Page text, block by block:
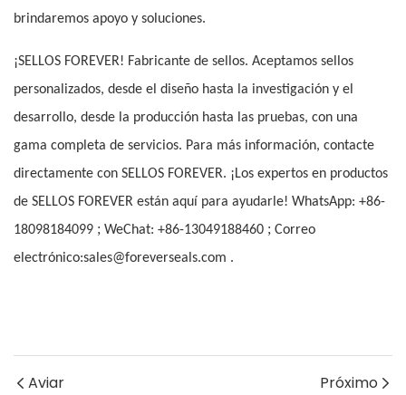
brindaremos apoyo y soluciones.
¡SELLOS FOREVER! Fabricante de sellos. Aceptamos sellos
personalizados, desde el diseño hasta la investigación y el
desarrollo, desde la producción hasta las pruebas, con una
gama completa de servicios. Para más información, contacte
directamente con SELLOS FOREVER. ¡Los expertos en productos
de SELLOS FOREVER están aquí para ayudarle! WhatsApp: +86-
18098184099 ; WeChat: +86-13049188460 ; Correo
electrónico:sales@foreverseals.com .
Aviar Próximo